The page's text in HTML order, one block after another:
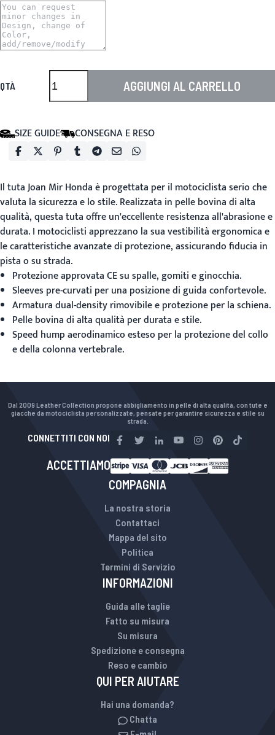
QTÀ AGGIUNGI AL CARRELLO
SIZE GUIDE CONSEGNA E RESO
Iltuta Joan Mir Hondaè progettata per il motociclista serio che
valuta la sicurezza e lo stile. Realizzata in pelle bovina di alta
qualità, questa tuta offre un'eccellente resistenza all'abrasione e
durata. I motociclisti apprezzano la sua vestibilità ergonomica e
le caratteristiche avanzate di protezione, assicurando fiducia in
pista o su strada.
Protezione approvata CE su spalle, gomiti e ginocchia.
Sleeves pre-curvati per una posizione di guida confortevole.
Armatura dual-density rimovibile e protezione per la schiena.
Pelle bovina di alta qualità per durata e stile.
Speed hump aerodinamico esteso per la protezione del collo
e della colonna vertebrale.
Dal 2009 Leather Collection propone abbigliamento in pelle di alta qualità, con tute e
giacche da motociclista personalizzate, pensate per garantire sicurezza e stile su
strada.
CONNETTITI CON NOI
ACCETTIAMO
COMPAGNIA
La nostra storia
Contattaci
Mappa del sito
Politica
Termini di Servizio
INFORMAZIONI
Guida alle taglie
Fatto su misura
Su misura
Spedizione e consegna
Reso e cambio
QUI PER AIUTARE
Hai una domanda?
Chatta